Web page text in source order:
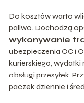
Do kosztów warto
paliwo. Dochodzą
wykonywanie
ubezpieczenia OC i
kurierskiego, wydatki
obsługi przesyłek.
paczek dziennie i